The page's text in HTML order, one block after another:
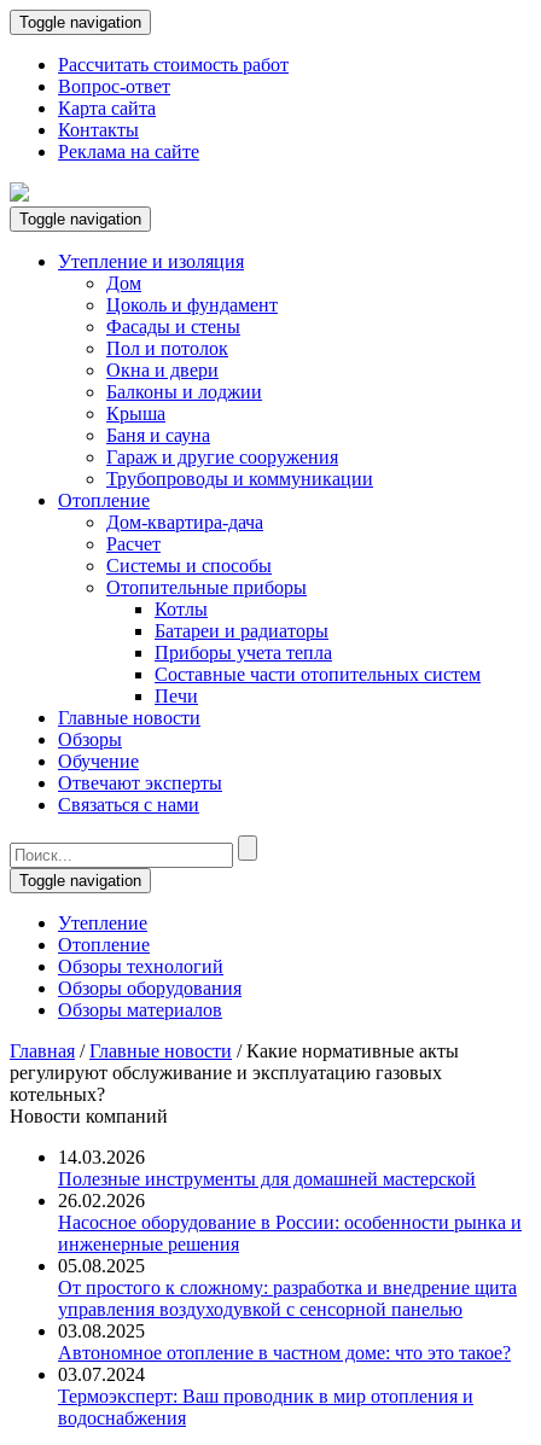
Toggle navigation
Рассчитать стоимость работ
Вопрос-ответ
Карта сайта
Контакты
Реклама на сайте
Toggle navigation
Утепление и изоляция
Дом
Цоколь и фундамент
Фасады и стены
Пол и потолок
Окна и двери
Балконы и лоджии
Крыша
Баня и сауна
Гараж и другие сооружения
Трубопроводы и коммуникации
Отопление
Дом-квартира-дача
Расчет
Системы и способы
Отопительные приборы
Котлы
Батареи и радиаторы
Приборы учета тепла
Составные части отопительных систем
Печи
Главные новости
Обзоры
Обучение
Отвечают эксперты
Связаться с нами
Toggle navigation
Утепление
Отопление
Обзоры технологий
Обзоры оборудования
Обзоры материалов
Главная /Главные новости /Какие нормативные акты
регулируют обслуживание и эксплуатацию газовых
котельных?
Новости компаний
14.03.2026
Полезные инструменты для домашней мастерской
26.02.2026
Насосное оборудование в России: особенности рынка и
инженерные решения
05.08.2025
От простого к сложному: разработка и внедрение щита
управления воздуходувкой с сенсорной панелью
03.08.2025
Автономное отопление в частном доме: что это такое?
03.07.2024
Термоэксперт: Ваш проводник в мир отопления и
водоснабжения